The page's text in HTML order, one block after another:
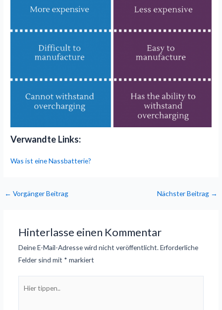
Verwandte Links:
Was ist eine Nassbatterie?
← Vorgänger Beitrag Nächster Beitrag →
Hinterlasse einen Kommentar
Deine E-Mail-Adresse wird nicht veröffentlicht. Erforderliche
Felder sind mit * markiert